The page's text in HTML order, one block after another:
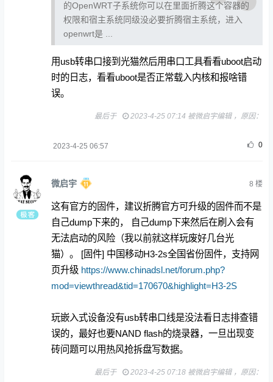
的OpenWRT子系统你可以在里面折腾这个容器的
权限和宿主系统同级没必要折腾宿主系统，进入
openwrt是 ...
用usb转串口接到光猫然后用串口工具看看uboot启动
时的日志，看看uboot是否正常载入内核和报啥错
误。
最后于 2023-4-25 07:14 被微启宇编辑 ，原因：
2023-4-25 06:57 0
微启宇 8 楼
这有官方的固件，建议折腾官方可升级的固件而不是
自己dump下来的， 自己dump下来然后在刷入会有
无法启动的风险（我以前就这样玩废好几台光
猫）。 [固件] 中国移动H3-2s全国省份固件，支持网
页升级 https://www.chinadsl.net/forum.php?
mod=viewthread&tid=170670&highlight=H3-2S
玩嵌入式设备没有usb转串口线是没法看日志排查错
误的，最好也要NAND flash的烧录器，一旦出现变
砖问题可以用热风抢拆盘写数据。
最后于 2023-4-25 07:18 被微启宇编辑 ，原因：